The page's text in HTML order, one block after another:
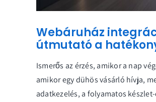
Webáruház
útmutató a
Ismerős az érzés, amikor a nap
amikor egy dühös vásárló hívja,
adatkezelés, a folyamatos